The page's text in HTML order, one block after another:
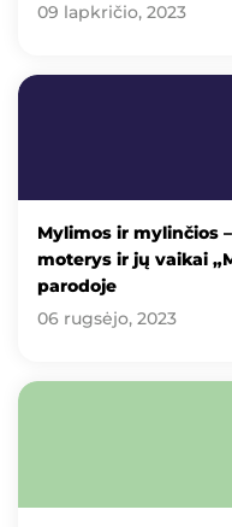
09 lapkričio, 2023
Mylimos ir mylinčios
moterys ir jų vaikai
parodoje
06 rugsėjo, 2023